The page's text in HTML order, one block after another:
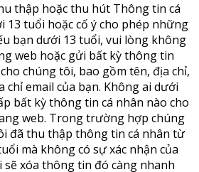
thập hoặc thu hút Thông tin cá
13 tuổi hoặc cố ý cho phép những
bạn dưới 13 tuổi, vui lòng không
web hoặc gửi bất kỳ thông tin
chúng tôi, bao gồm tên, địa chỉ,
chỉ email của bạn. Không ai dưới
bất kỳ thông tin cá nhân nào cho
web. Trong trường hợp chúng
đã thu thập thông tin cá nhân từ
mà không có sự xác nhận của
xóa thông tin đó càng nhanh